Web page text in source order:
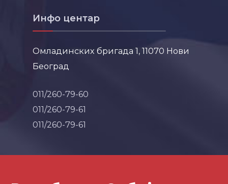
Инфо центар
Омладинских бригада 1, 11070 Нови
Београд
011/260-79-60
011/260-79-61
011/260-79-61